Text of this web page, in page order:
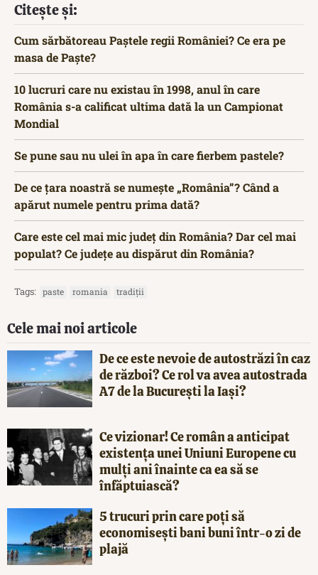
Citește și:
Cum sărbătoreau Paștele regii României? Ce era pe
masa de Paște?
10 lucruri care nu existau în 1998, anul în care
România s-a calificat ultima dată la un Campionat
Mondial
Se pune sau nu ulei în apa în care fierbem pastele?
De ce țara noastră se numește „România”? Când a
apărut numele pentru prima dată?
Care este cel mai mic județ din România? Dar cel mai
populat? Ce județe au dispărut din România?
Tags: paste romania tradiții
Cele mai noi articole
De ce este nevoie de autostrăzi în caz
de război? Ce rol va avea autostrada
A7 de la București la Iași?
Ce vizionar! Ce român a anticipat
existența unei Uniuni Europene cu
mulți ani înainte ca ea să se
înfăptuiască?
5 trucuri prin care poți să
economisești bani buni într-o zi de
plajă